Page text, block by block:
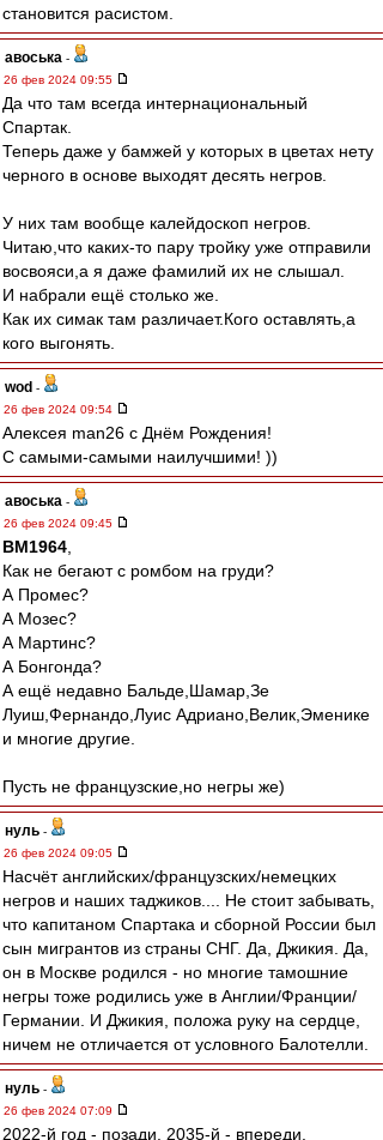
становится расистом.
авоська -
26 фев 2024 09:55
Да что там всегда интернациональный
Спартак.
Теперь даже у бамжей у которых в цветах нету
черного в основе выходят десять негров.
У них там вообще калейдоскоп негров.
Читаю,что каких-то пару тройку уже отправили
восвояси,а я даже фамилий их не слышал.
И набрали ещё столько же.
Как их симак там различает.Кого оставлять,а
кого выгонять.
wod -
26 фев 2024 09:54
Алексея man26 с Днём Рождения!
С самыми-самыми наилучшими! ))
авоська -
26 фев 2024 09:45
BM1964
Как не бегают с ромбом на груди?
А Промес?
А Мозес?
А Мартинс?
А Бонгонда?
А ещё недавно Бальде,Шамар,Зе
Луиш,Фернандо,Луис Адриано,Велик,Эменике
и многие другие.
Пусть не французские,но негры же)
нуль -
26 фев 2024 09:05
Насчёт английских/французских/немецких
негров и наших таджиков.... Не стоит забывать,
что капитаном Спартака и сборной России был
сын мигрантов из страны СНГ. Да, Джикия. Да,
он в Москве родился - но многие тамошние
негры тоже родились уже в Англии/Франции/
Германии. И Джикия, положа руку на сердце,
ничем не отличается от условного Балотелли.
нуль -
26 фев 2024 07:09
2022-й год - позади. 2035-й - впереди.